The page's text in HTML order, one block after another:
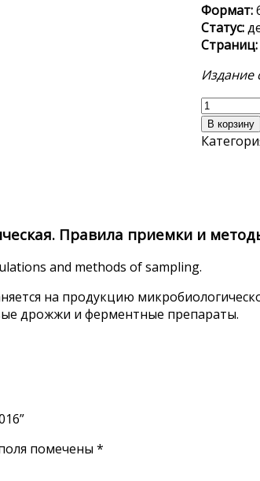
Формат:
Статус:
Страниц:
Издание
товара
ГОСТ Р
В корзину
Правила приемки и
and methods of sampling.
на продукцию
дрожжи и ферментные препараты.
помечены *